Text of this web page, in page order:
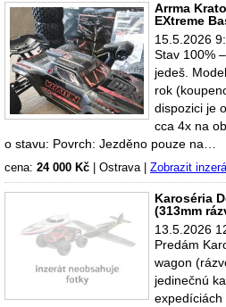
Arrma
EXtreme
15.5.2026
Stav 100%
jedeš.
rok
dispozici je
cca 4x na
o stavu: Povrch: Jezděno pouze na…
cena: 24 000 Kč Ostrava| Zobrazit
Karoséria
(313mm
13.5.2026
Predám
wagon
jedinečnú
expedíciách